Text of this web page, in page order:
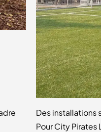
Des installations
Pour City Pirates